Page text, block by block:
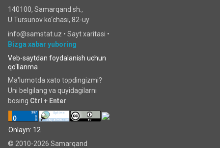
140100, Samarqand sh.,
U.Tursunov ko‘chаsi, 82-uy
info@samstat.uz • Sayt xaritasi •
Bizga xabar yuboring
Veb-saytdan foydalanish uchun
qo‘llanma
Ma'lumotda xato topdingizmi?
Uni belgilang va quyidagilarni
bosing Ctrl + Enter
Onlayn: 12
© 2010-2026 Samarqand